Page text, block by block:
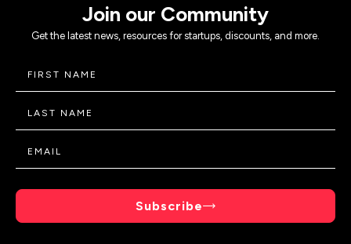
Join our Community
Get the latest news, resources for startups, discounts, and more.
Subscribe